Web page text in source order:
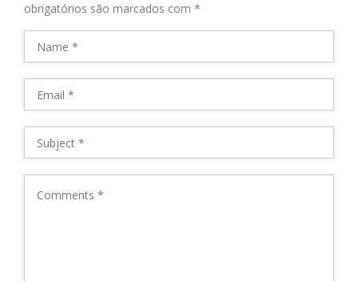
obrigatórios são marcados com *